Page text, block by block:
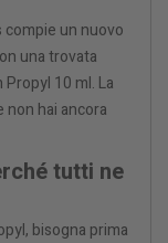
un nuovo
una trovata
10 ml. La
hai ancora
tutti ne
bisogna prima